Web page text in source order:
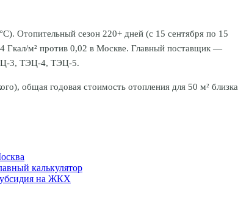
Отопительный сезон 220+ дней (с 15 сентября по 15
м² против 0,02 в Москве. Главный поставщик —
3, ТЭЦ-4, ТЭЦ-5.
общая годовая стоимость отопления для 50 м² близка
калькулятор
на ЖКХ